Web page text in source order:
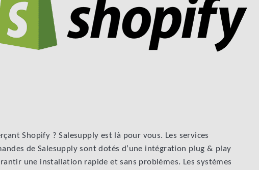
Shopify ? Salesupply est là pour vous. Les services
de Salesupply sont dotés d’une intégration plug & play
une installation rapide et sans problèmes. Les systèmes